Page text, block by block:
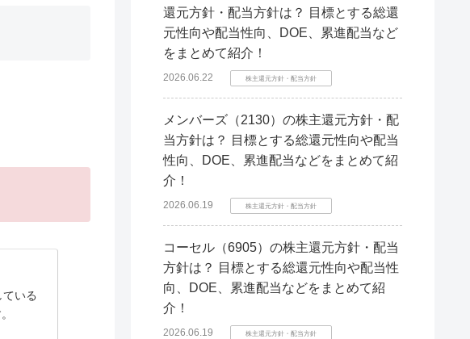
いる
還元方針・配当方針は？ 目標とする総還
元性向や配当性向、DOE、累進配当など
をまとめて紹介！
2026.06.22 株主還元方針・配当方針
メンバーズ（2130）の株主還元方針・配
当方針は？ 目標とする総還元性向や配当
性向、DOE、累進配当などをまとめて紹
介！
2026.06.19 株主還元方針・配当方針
コーセル（6905）の株主還元方針・配当
方針は？ 目標とする総還元性向や配当性
向、DOE、累進配当などをまとめて紹
介！
2026.06.19 株主還元方針・配当方針